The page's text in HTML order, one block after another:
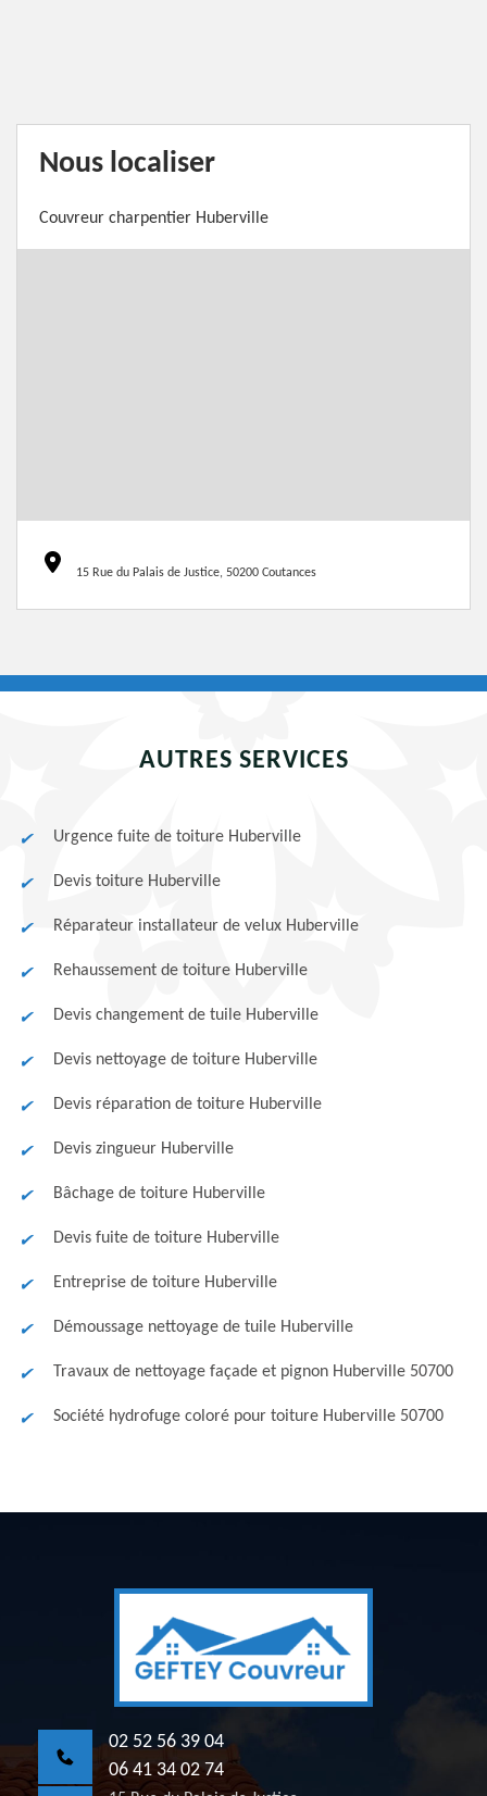
Nous localiser
Couvreur charpentier Huberville
15 Rue du Palais de Justice, 50200 Coutances
AUTRES SERVICES
Urgence fuite de toiture Huberville
Devis toiture Huberville
Réparateur installateur de velux Huberville
Rehaussement de toiture Huberville
Devis changement de tuile Huberville
Devis nettoyage de toiture Huberville
Devis réparation de toiture Huberville
Devis zingueur Huberville
Bâchage de toiture Huberville
Devis fuite de toiture Huberville
Entreprise de toiture Huberville
Démoussage nettoyage de tuile Huberville
Travaux de nettoyage façade et pignon Huberville 50700
Société hydrofuge coloré pour toiture Huberville 50700
02 52 56 39 04
06 41 34 02 74